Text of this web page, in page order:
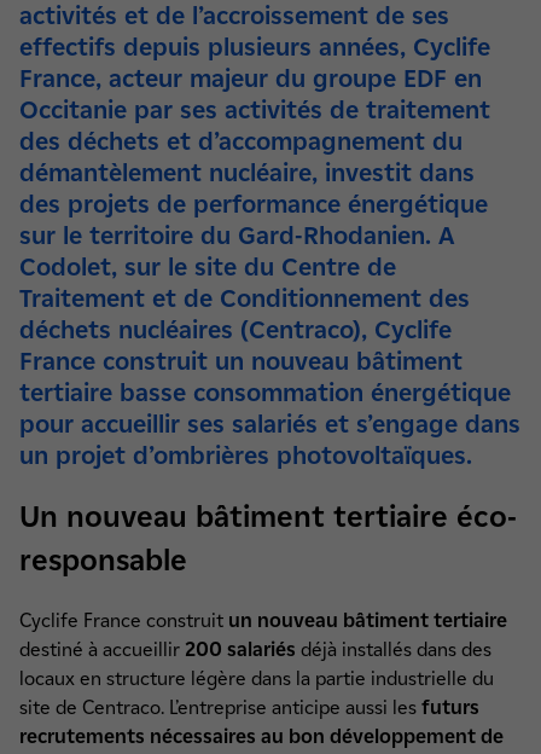
activités et de l’accroissement de ses
effectifs depuis plusieurs années, Cyclife
France, acteur majeur du groupe EDF en
Occitanie par ses activités de traitement
des déchets et d’accompagnement du
démantèlement nucléaire, investit dans
des projets de performance énergétique
sur le territoire du Gard-Rhodanien. A
Codolet, sur le site du Centre de
Traitement et de Conditionnement des
déchets nucléaires (Centraco), Cyclife
France construit un nouveau bâtiment
tertiaire basse consommation énergétique
pour accueillir ses salariés et s’engage dans
un projet d’ombrières photovoltaïques.
Un nouveau bâtiment tertiaire éco-
responsable
Cyclife France construit un nouveau bâtiment tertiaire
destiné à accueillir 200 salariés déjà installés dans des
locaux en structure légère dans la partie industrielle du
site de Centraco. L’entreprise anticipe aussi les futurs
recrutements nécessaires au bon développement de